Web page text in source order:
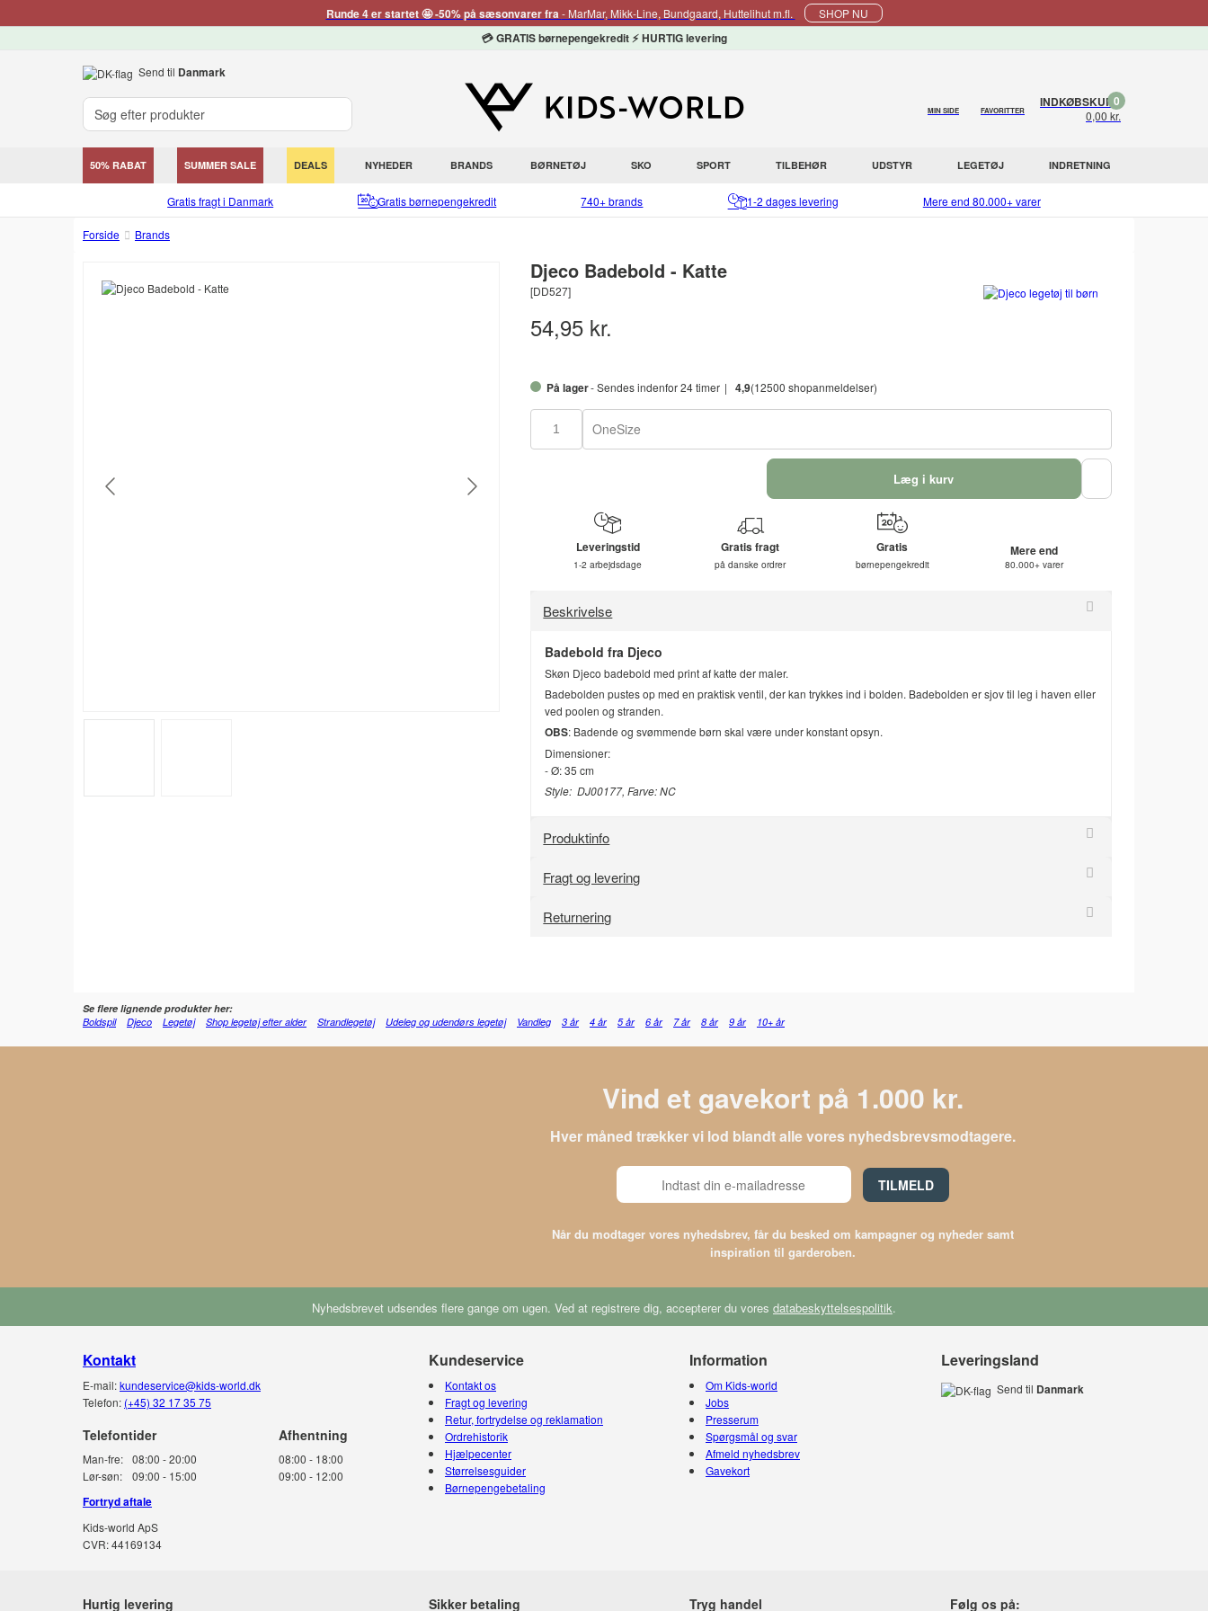
Runde 4 er startet 🤩 -50% på sæsonvarer fra- MarMar, Mikk-Line, Bundgaard, Huttelihut m.fl. SHOP NU
💳 GRATIS børnepengekredit ⚡ HURTIG levering
Send til Danmark
MIN SIDE FAVORITTER
INDKØBSKURV
0,00 kr.
0
50% RABAT SUMMER SALE DEALS NYHEDER BRANDS BØRNETØJ SKO SPORT TILBEHØR UDSTYR LEGETØJ INDRETNING
Gratis fragt i Danmark Gratis børnepengekredit 740+ brands 1-2 dages levering Mere end 80.000+ varer
Forside Brands
Djeco Badebold - Katte
[DD527]
54,95 kr.
På lager- Sendes indenfor 24 timer 4,9(12500 shopanmeldelser)
OneSize
Læg i kurv
Leveringstid
1-2 arbejdsdage
Gratis fragt
på danske ordrer
Gratis
børnepengekredit
Mere end
80.000+ varer
Beskrivelse
Badebold fra Djeco
Skøn Djeco badebold med print af katte der maler.
Badebolden pustes op med en praktisk ventil, der kan trykkes ind i bolden. Badebolden er sjov til leg i haven eller
ved poolen og stranden.
OBS: Badende og svømmende børn skal være under konstant opsyn.
Dimensioner:
- Ø: 35 cm
Style: DJ00177, Farve: NC
Produktinfo
Fragt og levering
Returnering
Se flere lignende produkter her:
Boldspil
Djeco Legetøj Shop legetøj efter alder Strandlegetøj Udeleg og udendørs legetøj Vandleg 3 år 4 år 5 år 6 år 7 år 8 år 9 år 10+ år
Vind et gavekort på 1.000 kr.
Hver måned trækker vi lod blandt alle vores nyhedsbrevsmodtagere.
TILMELD
Når du modtager vores nyhedsbrev, får du besked om kampagner og nyheder samt
inspiration til garderoben.
Nyhedsbrevet udsendes flere gange om ugen. Ved at registrere dig, accepterer du vores databeskyttelsespolitik.
Kontakt
E-mail:kundeservice@kids-world.dk
Telefon: (+45) 32 17 35 75
Telefontider
Man-fre: 08:00 - 20:00
Lør-søn:
09:00 - 15:00
08:00 - 18:00
09:00 - 12:00
Fortryd aftale
Kids-world ApS
CVR: 44169134
Kundeservice
Kontakt os
Fragt og levering
Retur, fortrydelse og reklamation
Ordrehistorik
Hjælpecenter
Størrelsesguider
Børnepengebetaling
Information
Om Kids-world
Jobs
Presserum
Spørgsmål og svar
Afmeld nyhedsbrev
Gavekort
Leveringsland
Send til Danmark
Sikker betaling
Hurtig levering Tryg handel Følg os på: